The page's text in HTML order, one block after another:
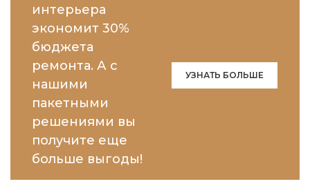
интерьера
экономит 30%
бюджета
ремонта. А с
нашими
пакетными
решениями вы
получите еще
больше выгоды!
УЗНАТЬ БОЛЬШЕ